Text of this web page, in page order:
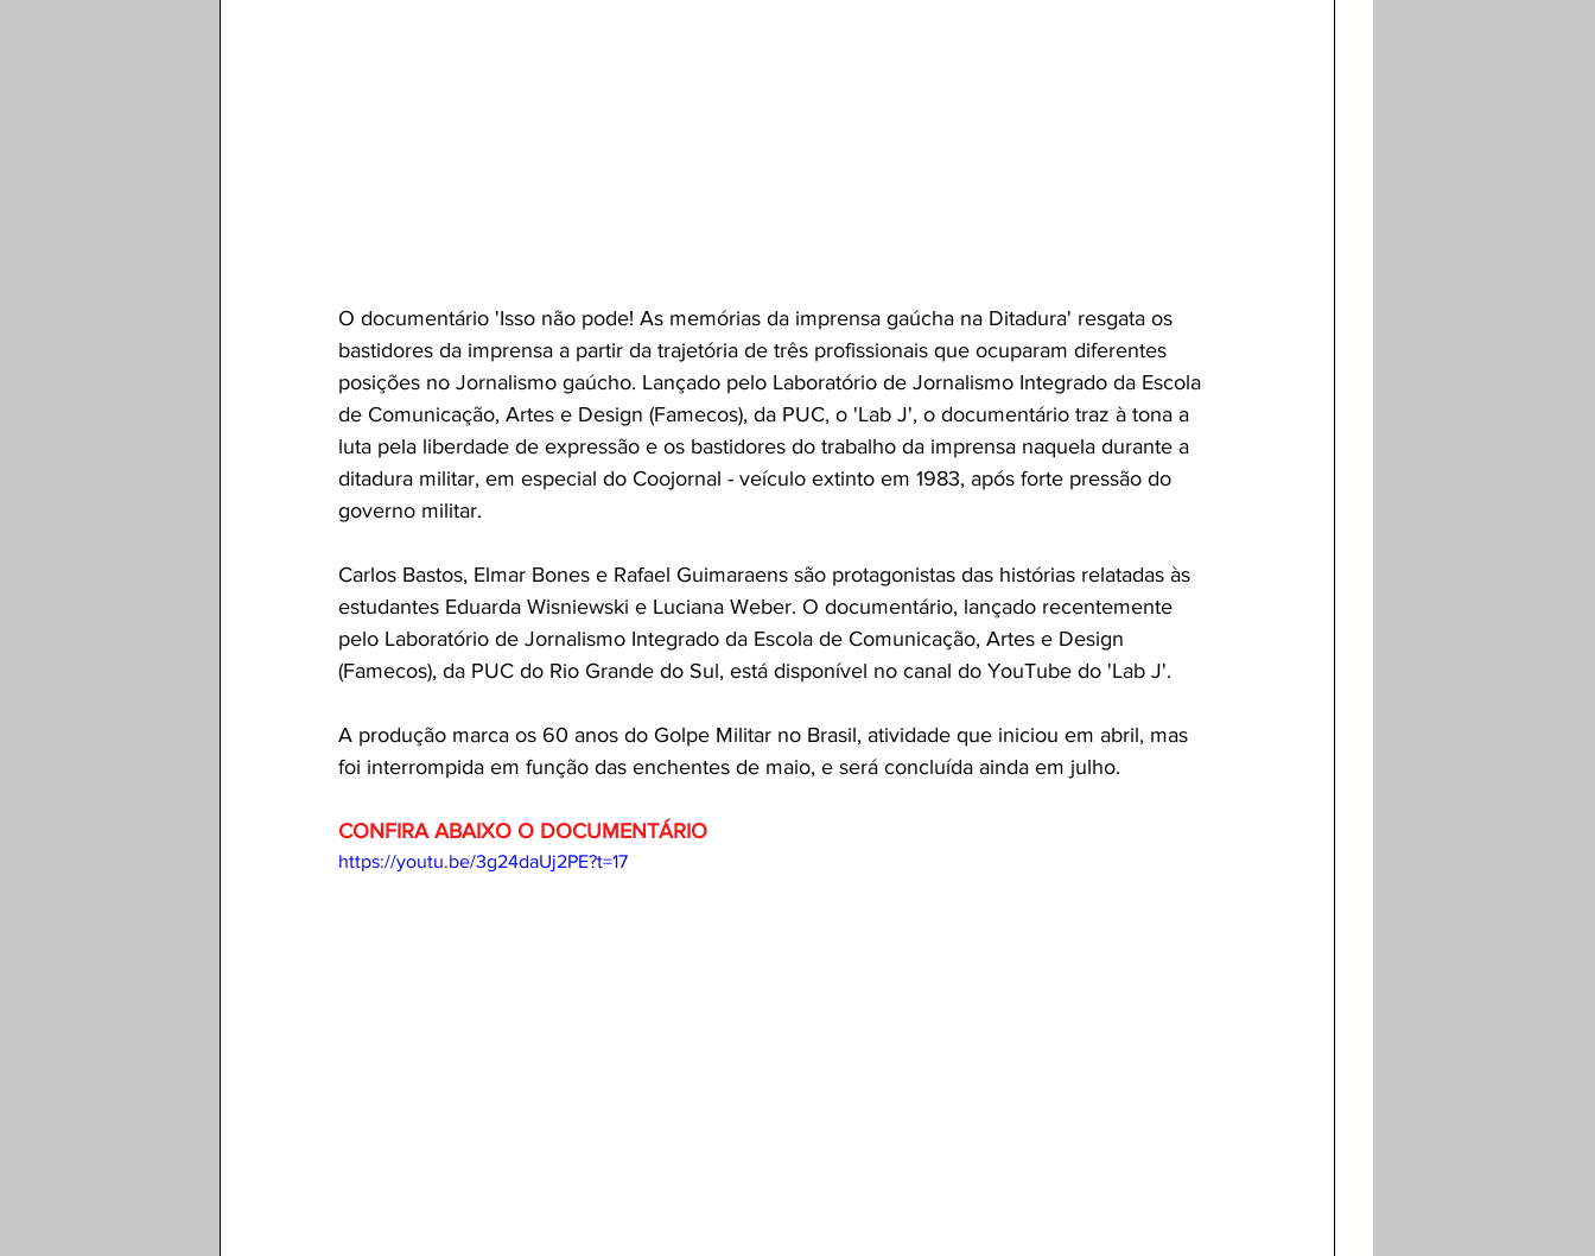
O documentário 'Isso não pode! As memórias da imprensa gaúcha na Ditadura' resgata os
bastidores da imprensa a partir da trajetória de três profissionais que ocuparam diferentes
posições no Jornalismo gaúcho. Lançado pelo Laboratório de Jornalismo Integrado da Escola
de Comunicação, Artes e Design (Famecos), da PUC, o 'Lab J', o documentário traz à tona a
luta pela liberdade de expressão e os bastidores do trabalho da imprensa naquela durante a
ditadura militar, em especial do Coojornal - veículo extinto em 1983, após forte pressão do
governo militar.
Carlos Bastos, Elmar Bones e Rafael Guimaraens são protagonistas das histórias relatadas às
estudantes Eduarda Wisniewski e Luciana Weber. O documentário, lançado recentemente
pelo Laboratório de Jornalismo Integrado da Escola de Comunicação, Artes e Design
(Famecos), da PUC do Rio Grande do Sul, está disponível no canal do YouTube do 'Lab J'.
A produção marca os 60 anos do Golpe Militar no Brasil, atividade que iniciou em abril, mas
foi interrompida em função das enchentes de maio, e será concluída ainda em julho.
CONFIRA ABAIXO O DOCUMENTÁRIO
https://youtu.be/3g24daUj2PE?t=17